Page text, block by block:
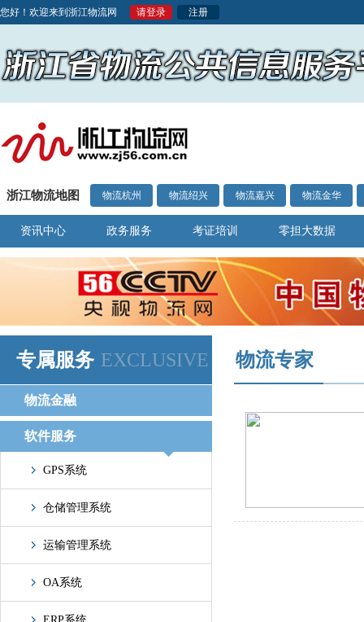
您好！欢迎来到浙江物流网 请登录 注册
浙江物流地图 物流杭州 物流绍兴 物流嘉兴 物流金华
资讯中心 政务服务 考证培训 零担大数据
专属服务 EXCLUSIVE
物流金融
软件服务
GPS系统
仓储管理系统
运输管理系统
OA系统
物流专家